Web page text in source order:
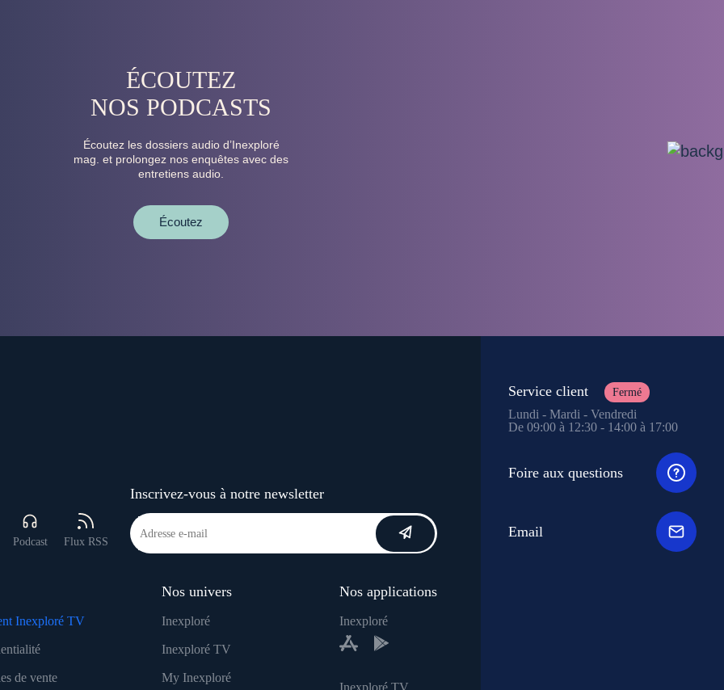
ÉCOUTEZ
NOS PODCASTS
Écoutez les dossiers audio d’Inexploré
mag. et prolongez nos enquêtes avec des
entretiens audio.
Écoutez
Podcast Flux RSS
Inscrivez-vous à notre newsletter
Inexploré TV
de vente
Nos univers
Inexploré
Inexploré TV
My Inexploré
Nos applications
Inexploré
Inexploré TV
Service client Fermé
Lundi - Mardi - Vendredi
De 09:00 à 12:30 - 14:00 à 17:00
Foire aux questions
Email